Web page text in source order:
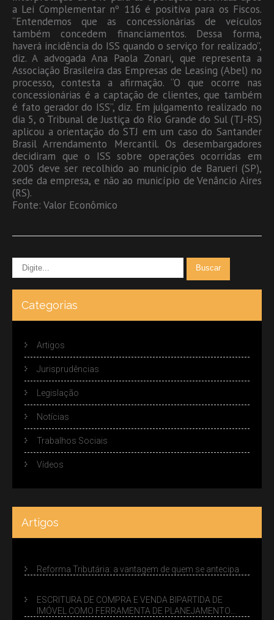
a Lei Complementar nº 116 é positiva para os Fiscos.
“Entendemos que as concessionárias de veículos
também concedem financiamentos. Dessa forma,
haverá incidência do ISS quando o serviço for realizado”,
diz. A advogada Ana Paola Zonari, que representa a
Associação Brasileira das Empresas de Leasing (Abel) no
processo, contesta a afirmação. “O que ocorre nas
concessionárias é a captação de clientes, que também
é fato gerador do ISS”, diz. Em julgamento realizado no
dia 5, o Tribunal de Justiça do Rio Grande do Sul (TJ-RS)
aplicou a orientação do STJ em um caso do Santander
Brasil Arrendamento Mercantil. Os desembargadores
decidiram que o ISS sobre operações ocorridas em
2005 deve ser recolhido ao município de Barueri (SP),
sede da empresa, e não ao município de Venâncio Aires
(RS).
Fonte: Valor Econômico
Categorias
Artigos
Jurisprudências
Legislação
Notícias
Trabalhos Sociais
Vídeos
Artigos
Reforma Tributária: a vantagem de quem se antecipa
ESCRITURA DE COMPRA E VENDA BIPARTIDA DE
IMÓVEL COMO FERRAMENTA DE PLANEJAMENTO